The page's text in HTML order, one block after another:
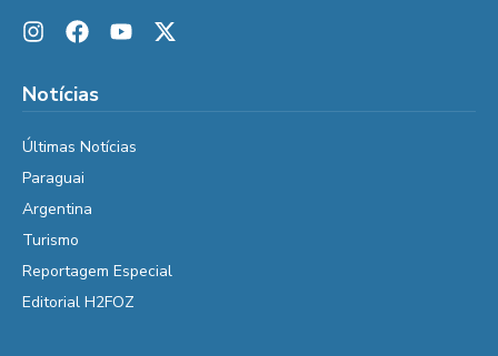
Notícias
Últimas Notícias
Paraguai
Argentina
Turismo
Reportagem Especial
Editorial H2FOZ